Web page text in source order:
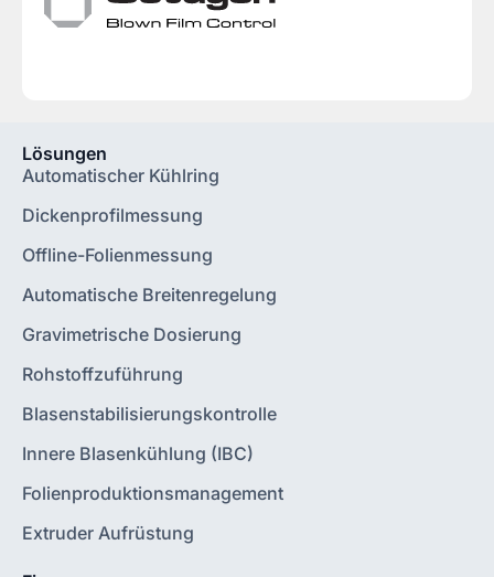
Lösungen
Automatischer Kühlring
Dickenprofilmessung
Offline-Folienmessung
Automatische Breitenregelung
Gravimetrische Dosierung
Rohstoffzuführung
Blasenstabilisierungskontrolle
Innere Blasenkühlung (IBC)
Folienproduktionsmanagement
Extruder Aufrüstung